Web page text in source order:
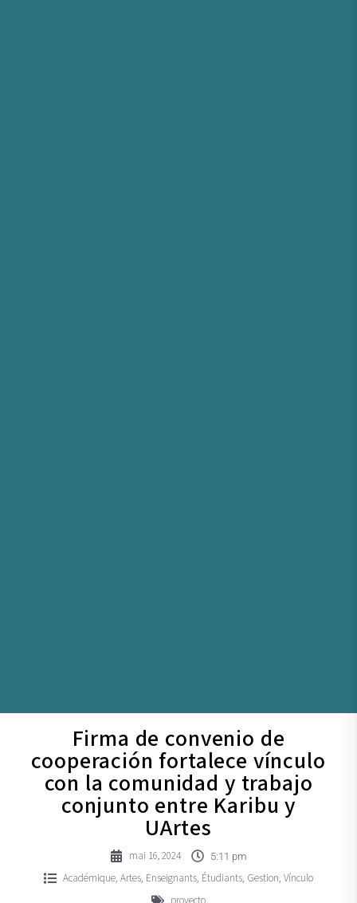
Firma de convenio de
cooperación fortalece vínculo
con la comunidad y trabajo
conjunto entre Karibu y
UArtes
mai 16, 2024 5:11 pm
Académique Artes Enseignants Étudiants Gestion Vínculo